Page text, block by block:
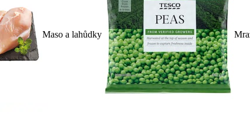
Maso a lahůdky